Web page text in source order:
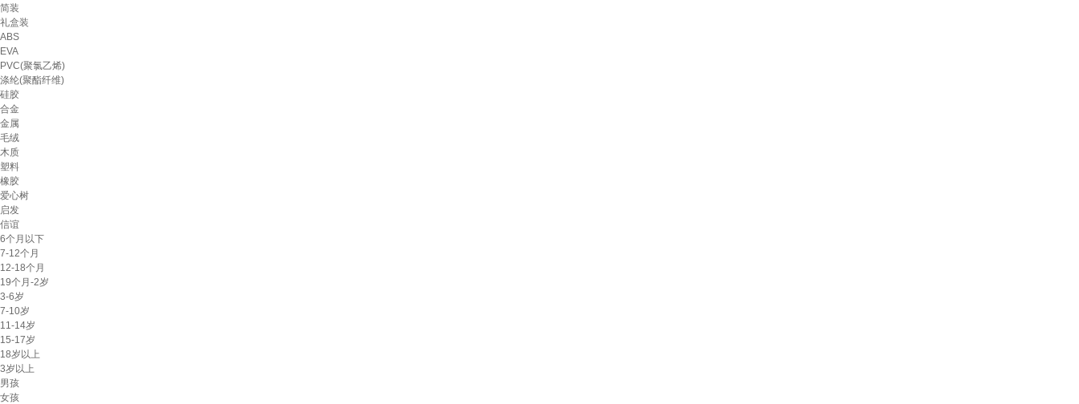
简装
礼盒装
ABS
EVA
PVC(聚氯乙烯)
涤纶(聚酯纤维)
硅胶
合金
金属
毛绒
木质
塑料
橡胶
爱心树
启发
信谊
6个月以下
7-12个月
12-18个月
19个月-2岁
3-6岁
7-10岁
11-14岁
15-17岁
18岁以上
3岁以上
男孩
女孩